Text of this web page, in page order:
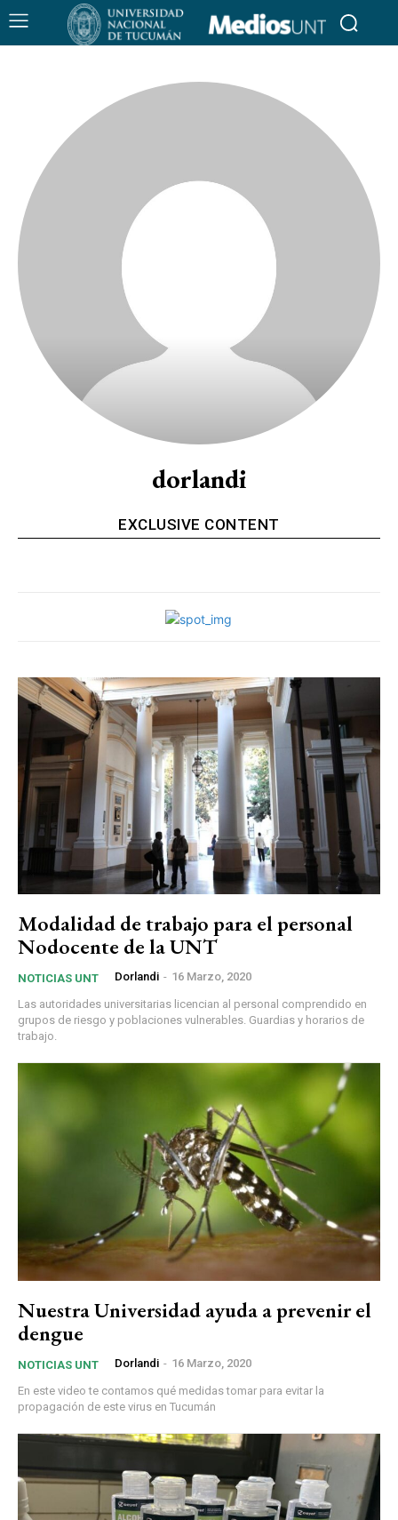
dorlandi
EXCLUSIVE CONTENT
Modalidad de trabajo para el personal
Nodocente de la UNT
NOTICIAS UNT Dorlandi - 16 Marzo, 2020
Las autoridades universitarias licencian al personal comprendido en
grupos de riesgo y poblaciones vulnerables. Guardias y horarios de
trabajo.
Nuestra Universidad ayuda a prevenir el
dengue
NOTICIAS UNT Dorlandi - 16 Marzo, 2020
En este video te contamos qué medidas tomar para evitar la
propagación de este virus en Tucumán